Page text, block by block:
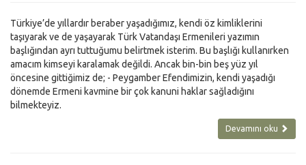
Türkiye’de yıllardır beraber yaşadığımız, kendi öz kimliklerini
taşıyarak ve de yaşayarak Türk Vatandaşı Ermenileri yazımın
başlığından ayrı tuttuğumu belirtmek isterim. Bu başlığı kullanırken
amacım kimseyi karalamak değildi. Ancak bin-bin beş yüz yıl
öncesine gittiğimiz de; - Peygamber Efendimizin, kendi yaşadığı
dönemde Ermeni kavmine bir çok kanuni haklar sağladığını
bilmekteyiz.
Devamını oku